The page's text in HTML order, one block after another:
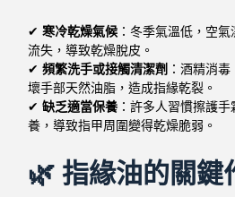
✔寒冷乾燥氣候 ：冬季氣溫低，空
流失，導致乾燥脫皮。
✔頻繁洗手或接觸清潔劑 ：酒精消
壞手部天然油脂，造成指緣乾裂。
✔缺乏適當保養 ：許多人習慣擦護
養，導致指甲周圍變得乾燥脆弱。
🌿 指緣油的關鍵